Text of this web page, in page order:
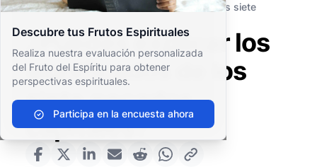
Descubre tus Frutos Espirituales
Realiza nuestra evaluación personalizada
del Fruto del Espíritu para obtener
perspectivas espirituales.
Participa en la encuesta ahora
¿Puedes explicar los significados de los siete
¿Puedes explicar los
significados de los
siete pecados
capitales?